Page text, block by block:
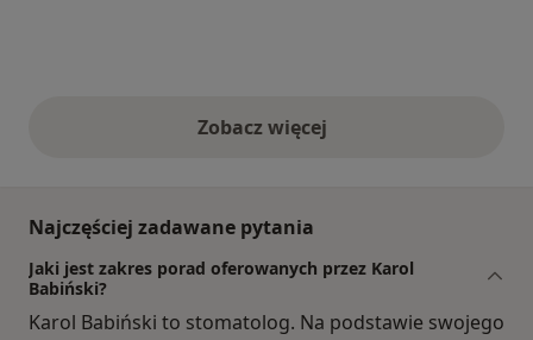
Zobacz więcejopinie powyżej
Najczęściej zadawane pytania
Jaki jest zakres porad oferowanych przez Karol
Babiński?
Karol Babiński to stomatolog. Na podstawie swojego